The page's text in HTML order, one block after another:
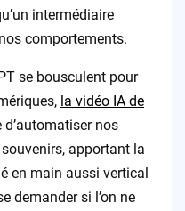
intermédiaire
comportements.
se bousculent pour
la vidéo IA de
nos
apportant la
en main aussi vertical
demander si l’on ne